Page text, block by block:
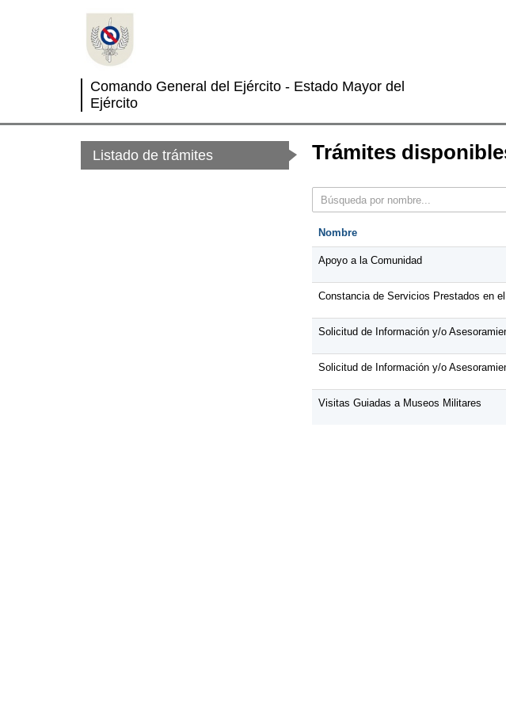
Comando General del Ejército - Estado Mayor del
Ejército
Listado de trámites Trámites
Nombre
Apoyo a la Comunidad
Constancia de Servicios Prestados en
Solicitud de Información y/o
Solicitud de Información y/o
Visitas Guiadas a Museos Militares